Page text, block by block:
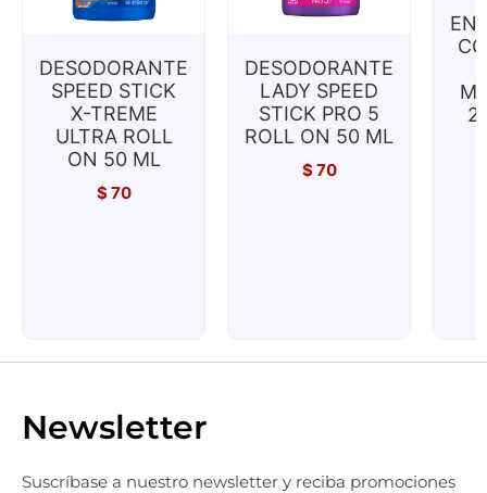
DESODORANTE
SPEED STICK
X-TREME
ULTRA ROLL
ON 50 ML
$70
DESODORANTE
LADY SPEED
STICK PRO 5
ROLL ON 50 ML
$70
Newsletter
Suscríbase a nuestro newsletter y reciba promociones